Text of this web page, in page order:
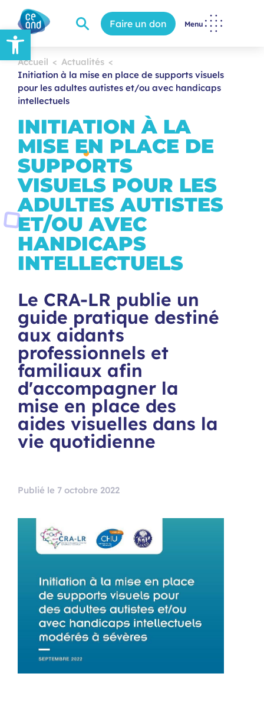
Ouvrir la barre d’outils Faire un don Menu
Accueil
Actualités
Initiation à la mise en place de supports visuels
pour les adultes autistes et/ou avec handicaps
intellectuels
INITIATION À LA
MISE EN PLACE DE
SUPPORTS
VISUELS POUR LES
ADULTES AUTISTES
ET/OU AVEC
HANDICAPS
INTELLECTUELS
Le CRA-LR publie un
guide pratique destiné
aux aidants
professionnels et
familiaux afin
d'accompagner la
mise en place des
aides visuelles dans la
vie quotidienne
Publié le 7 octobre 2022